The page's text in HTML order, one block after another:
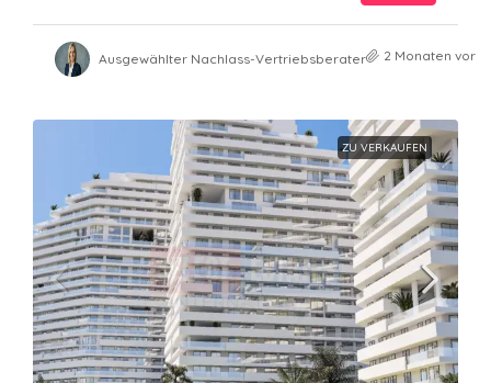
Ausgewählter Nachlass-Vertriebsberater 2 Monaten vor
ZU VERKAUFEN